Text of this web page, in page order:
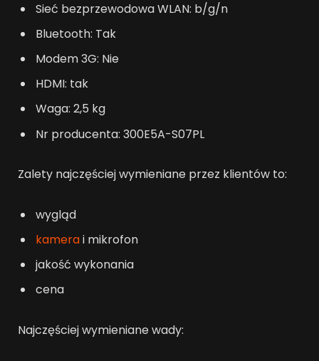
Sieć bezprzewodowa WLAN: b/g/n
Bluetooth: Tak
Modem 3G: Nie
HDMI: tak
Waga: 2,5 kg
Nr producenta: 300E5A-S07PL
Zalety najczęściej wymieniane przez klientów to:
wygląd
kamerai mikrofon
jakość wykonania
cena
Najczęściej wymieniane wady: